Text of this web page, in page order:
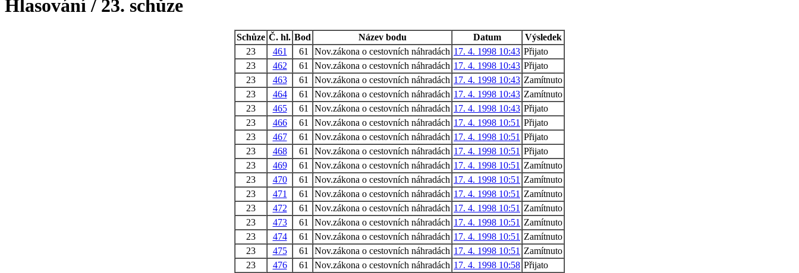
Hlasování / 23. schůze
Schůze Č. hl. Bod Název bodu Datum
Výsledek
23
461 61 Nov.zákona o cestovních náhradách 17. 4. 1998 10:43 Přijato
23
462 61 Nov.zákona o cestovních náhradách 17. 4. 1998 10:43 Přijato
23
463 61 Nov.zákona o cestovních náhradách 17. 4. 1998 10:43 Zamítnuto
23
464 61 Nov.zákona o cestovních náhradách 17. 4. 1998 10:43 Zamítnuto
23
465 61 Nov.zákona o cestovních náhradách 17. 4. 1998 10:43 Přijato
23
466 61 Nov.zákona o cestovních náhradách 17. 4. 1998 10:51 Přijato
23
467 61 Nov.zákona o cestovních náhradách 17. 4. 1998 10:51 Přijato
23
468 61 Nov.zákona o cestovních náhradách 17. 4. 1998 10:51 Přijato
23
469 61 Nov.zákona o cestovních náhradách 17. 4. 1998 10:51 Zamítnuto
23
470 61 Nov.zákona o cestovních náhradách 17. 4. 1998 10:51 Zamítnuto
23
471 61 Nov.zákona o cestovních náhradách 17. 4. 1998 10:51 Zamítnuto
23
472 61 Nov.zákona o cestovních náhradách 17. 4. 1998 10:51 Zamítnuto
23
473 61 Nov.zákona o cestovních náhradách 17. 4. 1998 10:51 Zamítnuto
23
474 61 Nov.zákona o cestovních náhradách 17. 4. 1998 10:51 Zamítnuto
23
475 61 Nov.zákona o cestovních náhradách 17. 4. 1998 10:51 Zamítnuto
23
476 61 Nov.zákona o cestovních náhradách 17. 4. 1998 10:58 Přijato